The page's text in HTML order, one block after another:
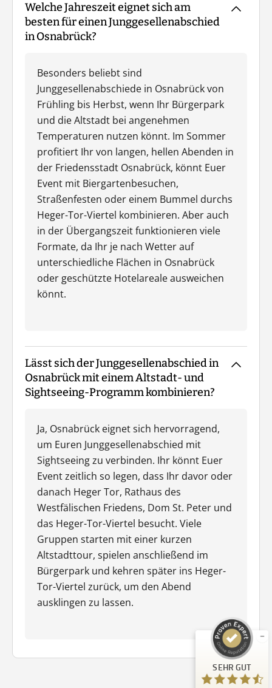
Welche Jahreszeit eignet sich am
besten für einen Junggesellenabschied
in Osnabrück?
Besonders beliebt sind
Junggesellenabschiede in Osnabrück von
Frühling bis Herbst, wenn Ihr Bürgerpark
und die Altstadt bei angenehmen
Temperaturen nutzen könnt. Im Sommer
profitiert Ihr von langen, hellen Abenden in
der Friedensstadt Osnabrück, könnt Euer
Event mit Biergartenbesuchen,
Straßenfesten oder einem Bummel durchs
Heger-Tor-Viertel kombinieren. Aber auch
in der Übergangszeit funktionieren viele
Formate, da Ihr je nach Wetter auf
unterschiedliche Flächen in Osnabrück
oder geschützte Hotelareale ausweichen
könnt.
Lässt sich der Junggesellenabschied in
Osnabrück mit einem Altstadt- und
Sightseeing-Programm kombinieren?
Ja, Osnabrück eignet sich hervorragend,
um Euren Junggesellenabschied mit
Sightseeing zu verbinden. Ihr könnt Euer
Event zeitlich so legen, dass Ihr davor oder
danach Heger Tor, Rathaus des
Westfälischen Friedens, Dom St. Peter und
das Heger-Tor-Viertel besucht. Viele
Gruppen starten mit einer kurzen
Altstadttour, spielen anschließend im
Bürgerpark und kehren später ins Heger-
Tor-Viertel zurück, um den Abend
ausklingen zu lassen.
SEHR GUT
Guiders Events
ProvenExpert.com
SEHR GUT
23
Bewertungen auf ProvenExpert.com